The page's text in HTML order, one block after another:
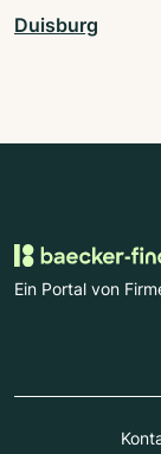
Duisburg
Ein Portal von